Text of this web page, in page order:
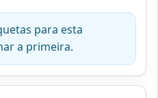
para esta
a primeira.